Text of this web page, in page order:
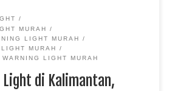
MURAH
LIGHT MURAH
MURAH
WARNING LIGHT MURAH
di Kalimantan,